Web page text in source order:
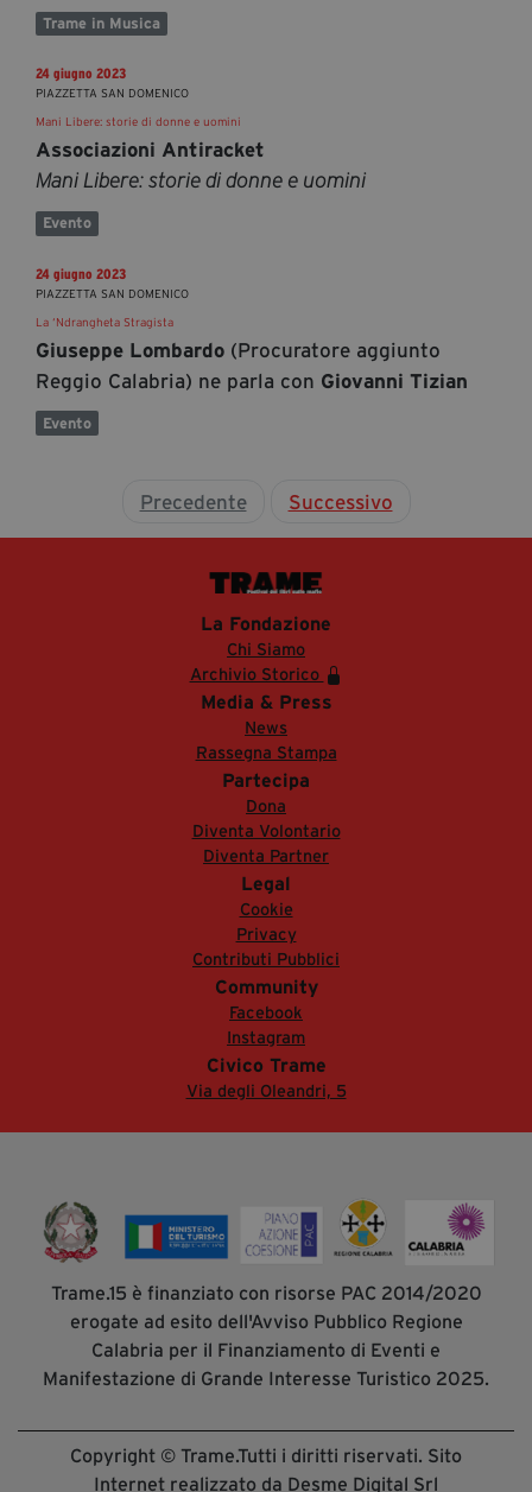
Trame in Musica
24 giugno 2023
PIAZZETTA SAN DOMENICO
Mani Libere: storie di donne e uomini
Associazioni Antiracket
Mani Libere: storie di donne e uomini
Evento
24 giugno 2023
PIAZZETTA SAN DOMENICO
La ‘Ndrangheta Stragista
Giuseppe Lombardo (Procuratore aggiunto
Reggio Calabria) ne parla con Giovanni Tizian
Evento
Precedente Successivo
La Fondazione
Chi Siamo
Archivio Storico
Media & Press
News
Rassegna Stampa
Partecipa
Dona
Diventa Volontario
Diventa Partner
Legal
Cookie
Privacy
Contributi Pubblici
Community
Facebook
Instagram
Civico Trame
Via degli Oleandri, 5
Trame.15 è finanziato con risorse PAC 2014/2020
erogate ad esito dell'Avviso Pubblico Regione
Calabria per il Finanziamento di Eventi e
Manifestazione di Grande Interesse Turistico 2025.
Copyright © Trame.Tutti i diritti riservati. Sito
Internet realizzato da Desme Digital Srl